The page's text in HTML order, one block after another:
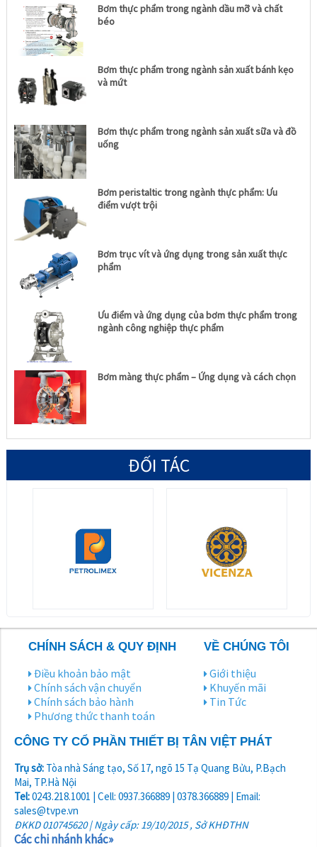
Bơm thực phẩm trong ngành dầu mỡ và chất
béo
Bơm thực phẩm trong ngành sản xuất bánh kẹo
và mứt
Bơm thực phẩm trong ngành sản xuất sữa và đồ
uống
Bơm peristaltic trong ngành thực phẩm: Ưu
điểm vượt trội
Bơm trục vít và ứng dụng trong sản xuất thực
phẩm
Ưu điểm và ứng dụng của bơm thực phẩm trong
ngành công nghiệp thực phẩm
Bơm màng thực phẩm – Ứng dụng và cách chọn
ĐỐI TÁC
CHÍNH SÁCH & QUY ĐỊNH
Điều khoản bảo mật
Chính sách vận chuyển
Chính sách bảo hành
Phương thức thanh toán
VỀ CHÚNG TÔI
Giới thiệu
Khuyến mãi
Tin Tức
CÔNG TY CỔ PHẦN THIẾT BỊ TÂN VIỆT PHÁT
Trụ sở: Tòa nhà Sáng tạo, Số 17, ngõ 15 Tạ Quang Bửu, P.Bạch
Mai, TP.Hà Nội
Tel:0243.218.1001 | Cell: 0937.366889 | 0378.366889 | Email:
sales@tvpe.vn
ĐKKD 010745620 | Ngày cấp: 19/10/2015 , Sở KHĐTHN
Các chi nhánh khác»